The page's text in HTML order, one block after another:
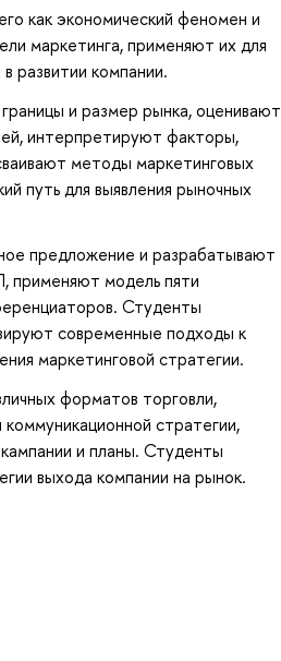
как экономический феномен и
маркетинга, применяют их для
развитии компании.
и размер рынка, оценивают
интерпретируют факторы,
методы маркетинговых
путь для выявления рыночных
предложение и разрабатывают
применяют модель пяти
Студенты
современные подходы к
маркетинговой стратегии.
форматов торговли,
стратегии,
и планы. Студенты
выхода компании на рынок.